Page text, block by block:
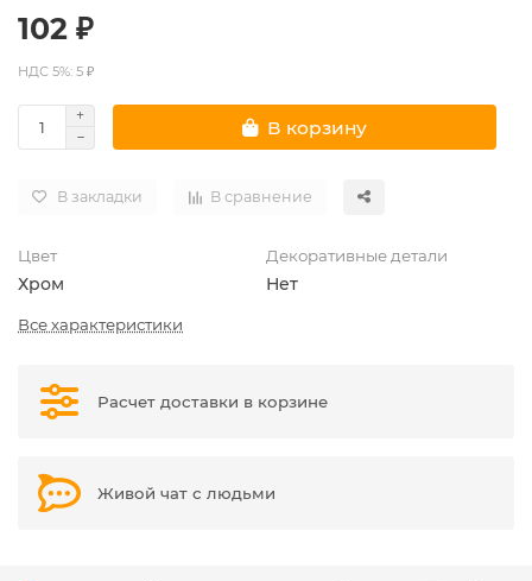
102 ₽
НДС 5%: 5 ₽
В корзину
В закладки В сравнение
Цвет
Хром
Декоративные детали
Нет
Все характеристики
Расчет доставки в корзине
Живой чат с людьми